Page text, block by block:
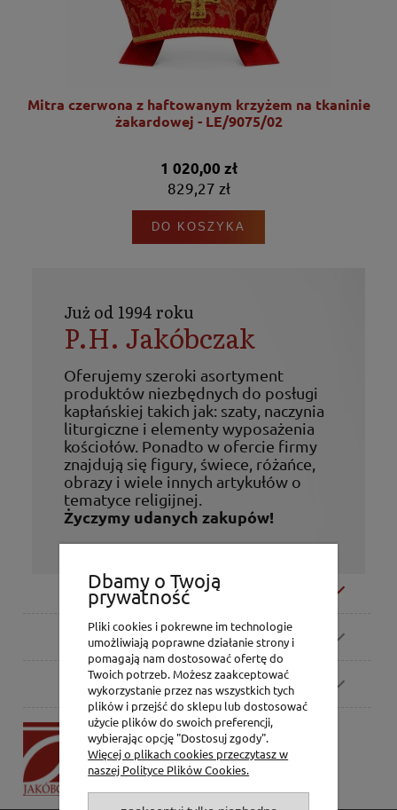
Mitra czerwona z haftowanym krzyżem na tkaninie
żakardowej - LE/9075/02
1 020,00 zł
829,27 zł
DO KOSZYKA
Już od 1994 roku
P.H. Jakóbczak
Oferujemy szeroki asortyment
produktów niezbędnych do posługi
kapłańskiej takich jak: szaty, naczynia
liturgiczne i elementy wyposażenia
kościołów. Ponadto w ofercie firmy
znajdują się figury, świece, różańce,
obrazy i wiele innych artykułów o
tematyce religijnej.
Życzymy udanych zakupów!
Moje konto
Zamówienia
Pomoc
P.H. Jakóbczak
Dorota Jakóbczak
Bialska 2/4,
Dbamy o Twoją
prywatność
Pliki cookies i pokrewne im technologie
umożliwiają poprawne działanie strony i
pomagają nam dostosować ofertę do
Twoich potrzeb. Możesz zaakceptować
wykorzystanie przez nas wszystkich tych
plików i przejść do sklepu lub dostosować
użycie plików do swoich preferencji,
wybierając opcję "Dostosuj zgody".
Więcej o plikach cookies przeczytasz w
naszej Polityce Plików Cookies.